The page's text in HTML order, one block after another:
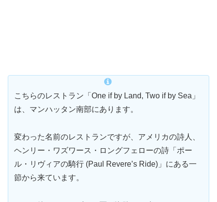
こちらのレストラン「One if by Land, Two if by Sea」
は、マンハッタン南部にあります。
変わった名前のレストランですが、アメリカの詩人、
ヘンリー・ワズワース・ロングフェローの詩「ポー
ル・リヴィアの騎行 (Paul Revere’s Ride)」にある一
節から来ています。